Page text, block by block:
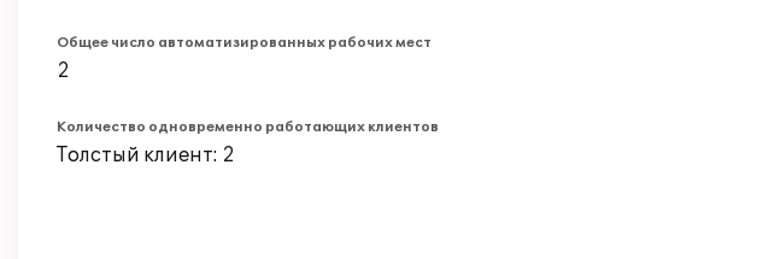
Общее число автоматизированных рабочих мест
2
Количество одновременно работающих клиентов
Толстый клиент: 2